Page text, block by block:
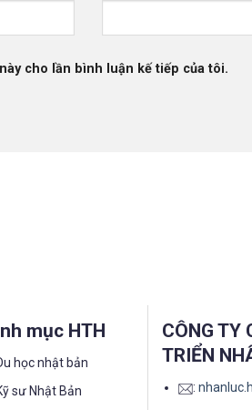
cho lần bình luận kế tiếp của tôi.
mục HTH
học nhật bản
sư Nhật Bản
CÔNG TY
TRIỂN
: